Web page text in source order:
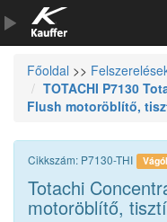
Szerszámkatalógus
Kosár
Alkatrészek
Főoldal >>
TOTACHI P7130
Flush motoröblítő,
Cikkszám: P7130-THI
Totachi
motoröblítő,